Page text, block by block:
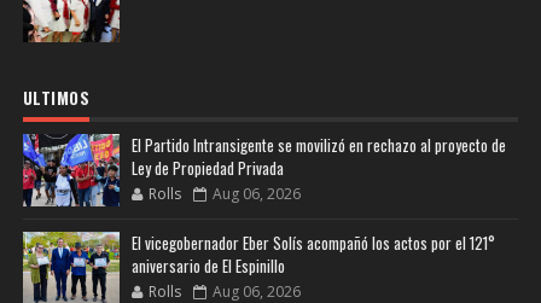
ULTIMOS
El Partido Intransigente se movilizó en rechazo al proyecto de
Ley de Propiedad Privada
Rolls Aug 06, 2026
El vicegobernador Eber Solís acompañó los actos por el 121°
aniversario de El Espinillo
Rolls Aug 06, 2026